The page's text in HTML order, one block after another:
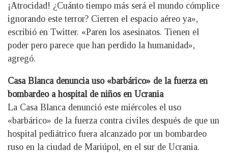
¡Atrocidad! ¿Cuánto tiempo más será el mundo cómplice
ignorando este terror? Cierren el espacio aéreo ya»,
escribió en Twitter. «Paren los asesinatos. Tienen el
poder pero parece que han perdido la humanidad»,
agregó.
Casa Blanca denuncia uso «barbárico» de la fuerza en
bombardeo a hospital de niños en Ucrania
La Casa Blanca denunció este miércoles el uso
«barbárico» de la fuerza contra civiles después de que un
hospital pediátrico fuera alcanzado por un bombardeo
ruso en la ciudad de Mariúpol, en el sur de Ucrania.